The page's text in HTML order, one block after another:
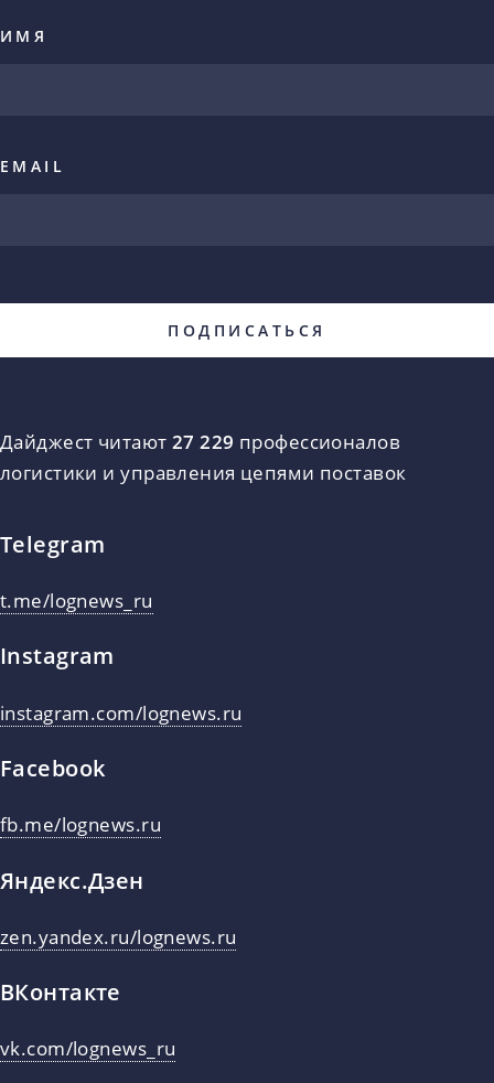
ИМЯ
EMAIL
Дайджест читают 27 229 профессионалов
логистики и управления цепями поставок
Telegram
t.me/lognews_ru
Instagram
instagram.com/lognews.ru
Facebook
fb.me/lognews.ru
Яндекс.Дзен
zen.yandex.ru/lognews.ru
ВКонтакте
vk.com/lognews_ru